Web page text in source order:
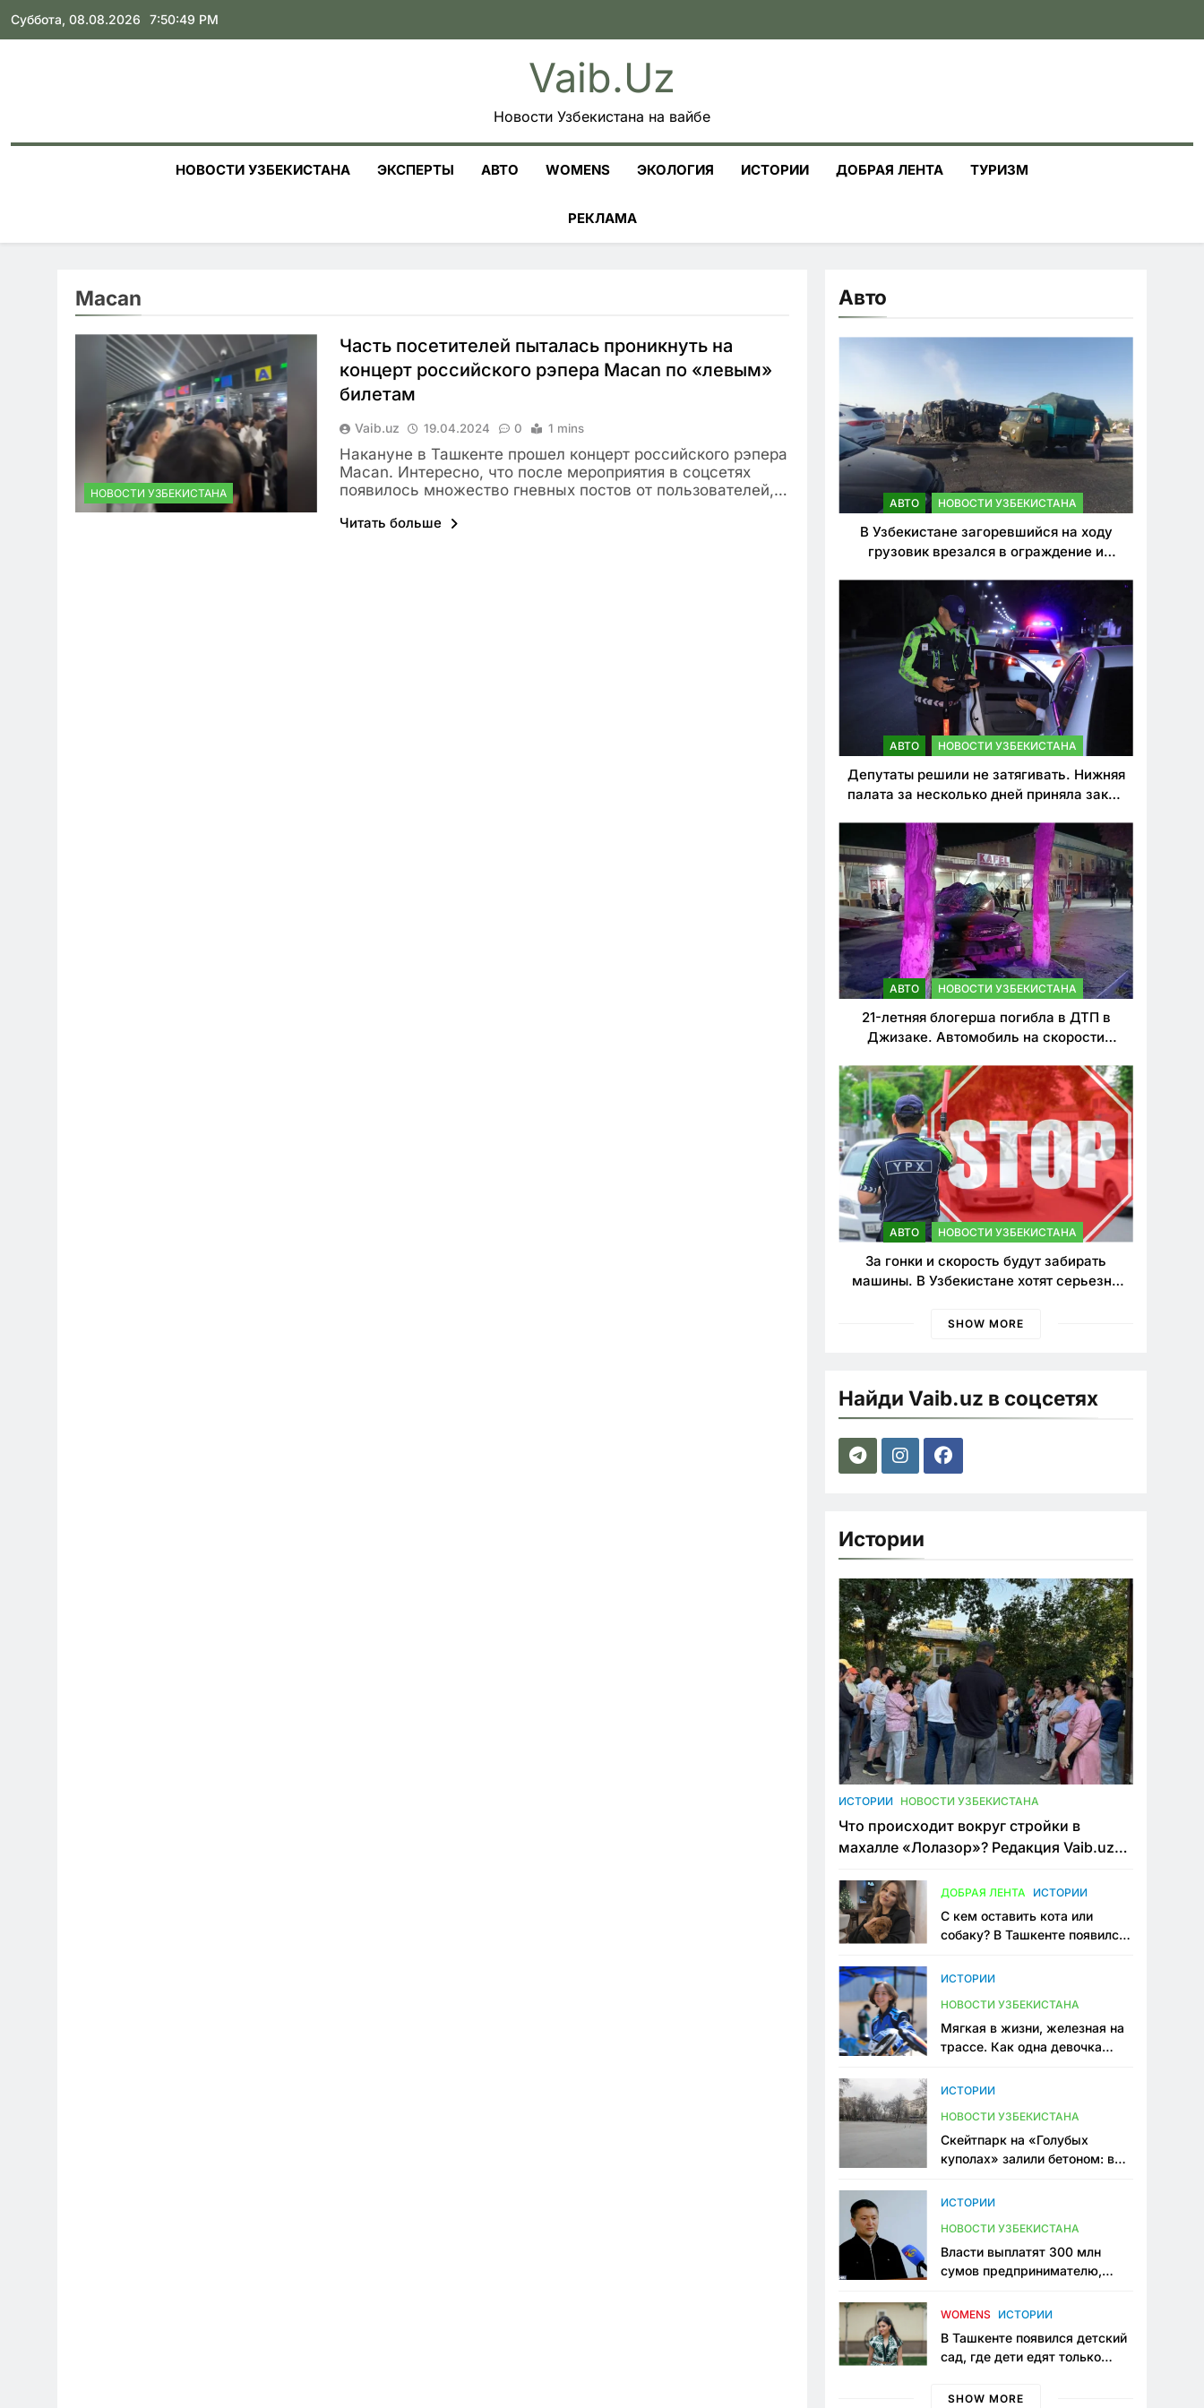
Skip
Суббота, 08.08.2026 7:50:50 PM
Vaib.uz
Новости Узбекистана на вайбе
НОВОСТИ УЗБЕКИСТАНА ЭКСПЕРТЫ АВТО WOMENS ЭКОЛОГИЯ ИСТОРИИ ДОБРАЯ ЛЕНТА ТУРИЗМ
РЕКЛАМА
Macan
НОВОСТИ УЗБЕКИСТАНА
Часть посетителей пыталась проникнуть на
концерт российского рэпера Macan по «левым»
билетам
Vaib.uz 19.04.2024 0 1 mins
Накануне в Ташкенте прошел концерт российского рэпера
Macan. Интересно, что после мероприятия в соцсетях
появилось множество гневных постов от пользователей,…
Читать больше
Авто
АВТО НОВОСТИ УЗБЕКИСТАНА
В Узбекистане загоревшийся на ходу
грузовик врезался в ограждение и
АВТО НОВОСТИ УЗБЕКИСТАНА
Депутаты решили не затягивать. Нижняя
палата за несколько дней приняла закон
нарушителей ПДД
АВТО НОВОСТИ УЗБЕКИСТАНА
21-летняя блогерша погибла в ДТП в
Джизаке. Автомобиль на скорости
АВТО НОВОСТИ УЗБЕКИСТАНА
За гонки и скорость будут забирать
машины. В Узбекистане хотят серьезно
SHOW MORE
Найди Vaib.uz в соцсетях
Истории
ИСТОРИИ НОВОСТИ УЗБЕКИСТАНА
Что происходит вокруг стройки в
махалле «Лолазор»? Редакция Vaib.uz
конфликта
ДОБРАЯ ЛЕНТА ИСТОРИИ
С кем оставить кота или
собаку? В Ташкенте появился
ИСТОРИИ
НОВОСТИ УЗБЕКИСТАНА
Мягкая в жизни, железная на
трассе. Как одна девочка
Узбекистане
ИСТОРИИ
НОВОСТИ УЗБЕКИСТАНА
Скейтпарк на «Голубых
куполах» залили бетоном: в
одно общественное
ИСТОРИИ
НОВОСТИ УЗБЕКИСТАНА
Власти выплатят 300 млн
сумов предпринимателю,
тюрьме по незаконному
WOMENS ИСТОРИИ
В Ташкенте появился детский
сад, где дети едят только
мама, которая устала просить
SHOW MORE